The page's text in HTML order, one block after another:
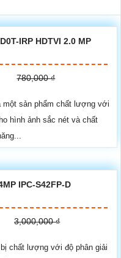
IRP HDTVI 2.0 MP
780,000 ₫
một sản phẩm chất lượng với
hình ảnh sắc nét và chất
IPC-S42FP-D
3,000,000 ₫
chất lượng với độ phân giải